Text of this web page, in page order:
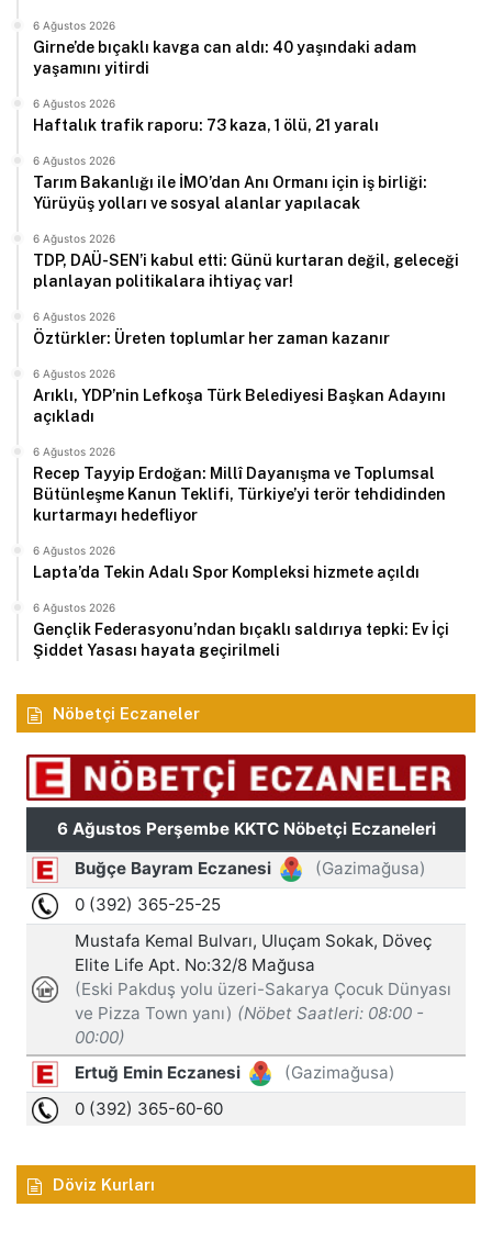
6 Ağustos 2026
Girne’de bıçaklı kavga can aldı: 40 yaşındaki adam
yaşamını yitirdi
6 Ağustos 2026
Haftalık trafik raporu: 73 kaza, 1 ölü, 21 yaralı
6 Ağustos 2026
Tarım Bakanlığı ile İMO’dan Anı Ormanı için iş birliği:
Yürüyüş yolları ve sosyal alanlar yapılacak
6 Ağustos 2026
TDP, DAÜ-SEN’i kabul etti: Günü kurtaran değil, geleceği
planlayan politikalara ihtiyaç var!
6 Ağustos 2026
Öztürkler: Üreten toplumlar her zaman kazanır
6 Ağustos 2026
Arıklı, YDP’nin Lefkoşa Türk Belediyesi Başkan Adayını
açıkladı
6 Ağustos 2026
Recep Tayyip Erdoğan: Millî Dayanışma ve Toplumsal
Bütünleşme Kanun Teklifi, Türkiye’yi terör tehdidinden
kurtarmayı hedefliyor
6 Ağustos 2026
Lapta’da Tekin Adalı Spor Kompleksi hizmete açıldı
6 Ağustos 2026
Gençlik Federasyonu’ndan bıçaklı saldırıya tepki: Ev İçi
Şiddet Yasası hayata geçirilmeli
Nöbetçi Eczaneler
Döviz Kurları